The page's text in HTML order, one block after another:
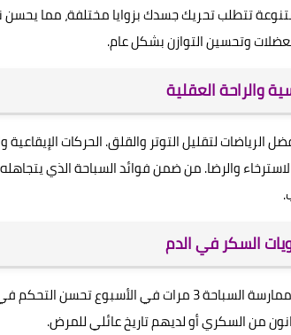
تتطلب تحريك جسدك بزوايا مختلفة، مما
وتحسين التوازن بشكل عام.
والراحة العقلية
الرياضات لتقليل التوتر والقلق. الحركات
والرضا. من ضمن فوائد السباحة الذي
السكر في الدم
أثبتت الدراسات أن ممارسة السباحة 3 مرات في
من السكري أو لديهم تاريخ عائلي للمرض.